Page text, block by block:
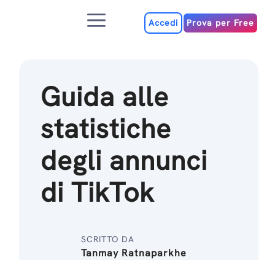
MenuAccedi Prova per Free
Guida alle
statistiche
degli annunci
di TikTok
SCRITTO DA
Tanmay Ratnaparkhe